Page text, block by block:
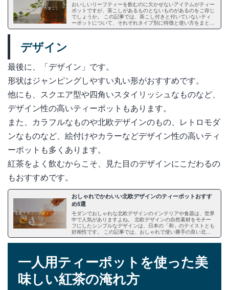
おいしいリーフティーを飲むのに欠かせないアイテムがティー
ポットですが、茶こしがあるものとないものがあるのをご存じ
でしょうか。 この記事では、茶こし付きと付いていないティ
ーポットについて、それぞれタイプ別に特徴と使い方をまとめ
ました。 また、いつも清潔にしておきたい茶こしの簡単な洗
デザイン
最後に、「デザイン」です。
形状はジャンピングしやすい丸い形がおすすめです。
他にも、スクエア型や四角いスタイリッシュなものなど、
デザイン性の高いティーポットもあります。
また、カラフルなものや北欧デザインのもの、レトロモダ
ンなものなど、絵付けやカラーなどデザイン性の高いティ
ーポットも多くあります。
紅茶をよく飲むからこそ、見た目のデザインにこだわるの
もおすすめです。
おしゃれでかわいい北欧デザインのティーポットおすす
め5選
モダンでおしゃれな北欧デザインのインテリアや食器は、世界
中で人気がありますよね。 北欧デザインの自然素材をモチー
フにしたシンプルなデザインは、日本の「和」のテイストとも
好相性です。 この記事では、おしゃれで使い勝手の良い北欧
ブランドのティーポットについて、ガラス製・陶器製、ヴィン
テージなど人気のおすすめアイテムをご紹介します。
一人用ティーポットを使った美
味しい紅茶の淹れ方